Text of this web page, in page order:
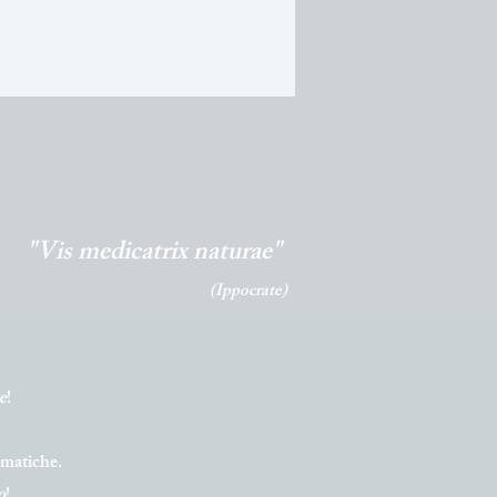
"Vis medicatrix naturae"
(Ippocrate)
!